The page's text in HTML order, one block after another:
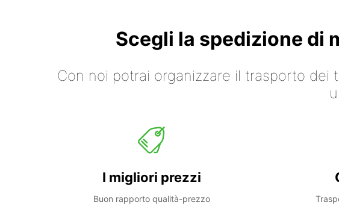
Scegli la spedizione di
Con noi potrai organizzare il trasporto
I migliori prezzi
Buon rapporto qualità-prezzo